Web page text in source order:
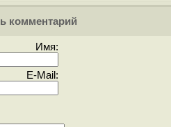
комментарий
Имя:
E-Mail: